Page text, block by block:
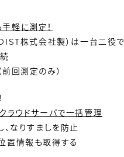
軽に測定！
株式会社製）は一台二
回測定のみ）
ラウドサーバで一括管理
なりすましを防止
置情報も取得する